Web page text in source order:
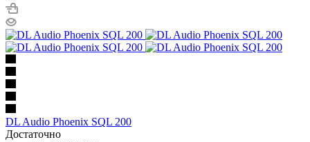
DL Audio Phoenix SQL 200
Достаточно